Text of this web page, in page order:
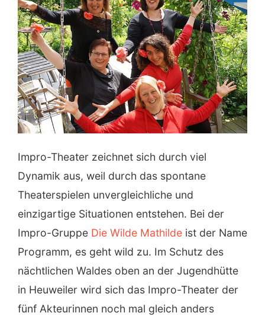
Impro-Theater zeichnet sich durch viel
Dynamik aus, weil durch das spontane
Theaterspielen unvergleichliche und
einzigartige Situationen entstehen. Bei der
Impro-Gruppe Die Wilde Mathilde ist der Name
Programm, es geht wild zu. Im Schutz des
nächtlichen Waldes oben an der Jugendhütte
in Heuweiler wird sich das Impro-Theater der
fünf Akteurinnen noch mal gleich anders